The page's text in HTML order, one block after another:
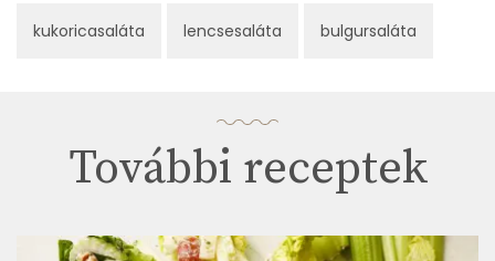
kukoricasaláta lencsesaláta bulgursaláta
További receptek